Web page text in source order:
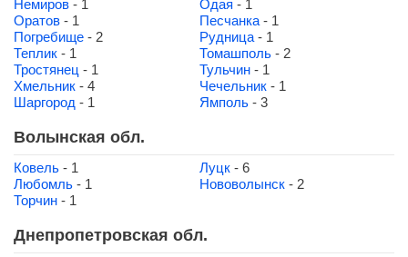
Немиров - 1 Одая - 1
Оратов - 1 Песчанка - 1
Погребище - 2 Рудница - 1
Теплик - 1 Томашполь - 2
Тростянец - 1 Тульчин - 1
Хмельник - 4 Чечельник - 1
Шаргород - 1 Ямполь - 3
Волынская обл.
Ковель - 1 Луцк - 6
Любомль - 1 Нововолынск - 2
Торчин - 1
Днепропетровская обл.